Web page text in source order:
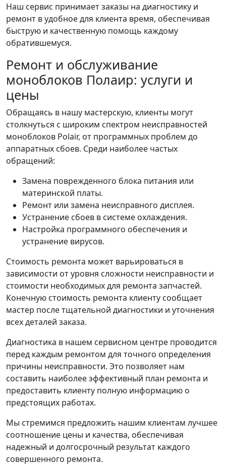
Наш сервис принимает заказы на диагностику и
ремонт в удобное для клиента время, обеспечивая
быструю и качественную помощь каждому
обратившемуся.
Ремонт и обслуживание
моноблоков Полаир: услуги и
цены
Обращаясь в нашу мастерскую, клиенты могут
столкнуться с широким спектром неисправностей
моноблоков Polair, от программных проблем до
аппаратных сбоев. Среди наиболее частых
обращений:
Замена поврежденного блока питания или
материнской платы.
Ремонт или замена неисправного дисплея.
Устранение сбоев в системе охлаждения.
Настройка программного обеспечения и
устранение вирусов.
Стоимость ремонта может варьироваться в
зависимости от уровня сложности неисправности и
стоимости необходимых для ремонта запчастей.
Конечную стоимость ремонта клиенту сообщает
мастер после тщательной диагностики и уточнения
всех деталей заказа.
Диагностика в нашем сервисном центре проводится
перед каждым ремонтом для точного определения
причины неисправности. Это позволяет нам
составить наиболее эффективный план ремонта и
предоставить клиенту полную информацию о
предстоящих работах.
Мы стремимся предложить нашим клиентам лучшее
соотношение цены и качества, обеспечивая
надежный и долгосрочный результат каждого
совершенного ремонта.